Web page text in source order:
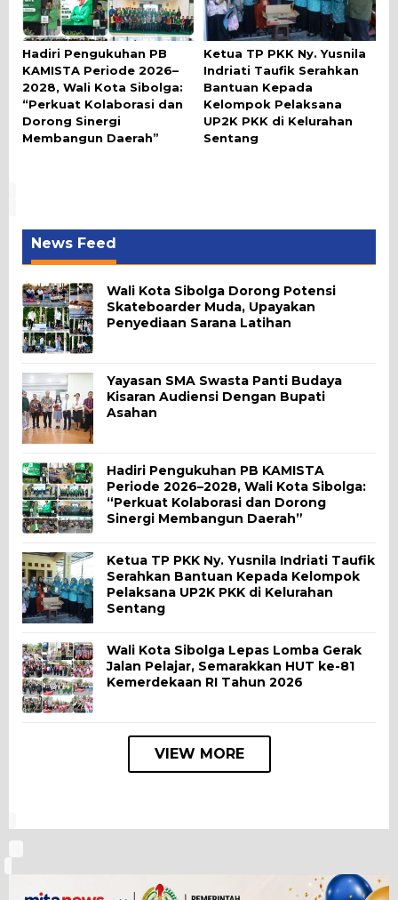
Hadiri Pengukuhan PB
KAMISTA Periode 2026–
2028, Wali Kota Sibolga:
“Perkuat Kolaborasi dan
Dorong Sinergi
Membangun Daerah”
Ketua TP PKK Ny. Yusnila
Indriati Taufik Serahkan
Bantuan Kepada
Kelompok Pelaksana
UP2K PKK di Kelurahan
Sentang
News Feed
Wali Kota Sibolga Dorong Potensi
Skateboarder Muda, Upayakan
Penyediaan Sarana Latihan
Yayasan SMA Swasta Panti Budaya
Kisaran Audiensi Dengan Bupati
Asahan
Hadiri Pengukuhan PB KAMISTA
Periode 2026–2028, Wali Kota Sibolga:
“Perkuat Kolaborasi dan Dorong
Sinergi Membangun Daerah”
Ketua TP PKK Ny. Yusnila Indriati Taufik
Serahkan Bantuan Kepada Kelompok
Pelaksana UP2K PKK di Kelurahan
Sentang
Wali Kota Sibolga Lepas Lomba Gerak
Jalan Pelajar, Semarakkan HUT ke-81
Kemerdekaan RI Tahun 2026
VIEW MORE